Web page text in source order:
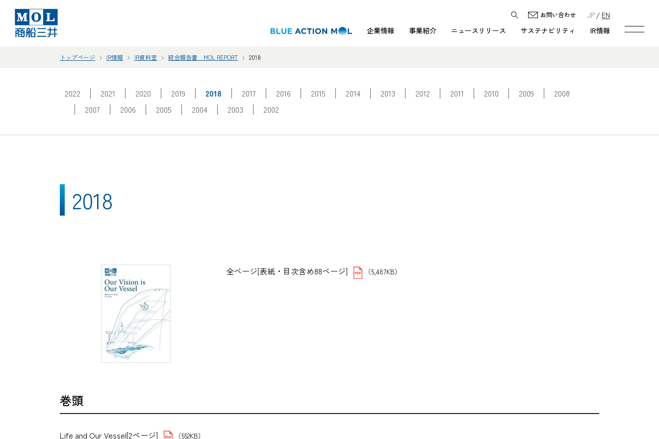
企業情報 事業紹介 ニュースリリース サステナビリティ IR情報
お問い合わせ JP EN
トップページ IR情報 IR資料室 統合報告書 MOL REPORT 2018
2022 2021 2020 2019 2018 2017 2016 2015 2014 2013 2012 2011 2010 2009
2008
2007
2006 2005 2004 2003 2002
2018
全ページ[表紙・目次含め88ページ] （5,487KB）
巻頭
Life and Our Vessel[2ページ] （552KB）